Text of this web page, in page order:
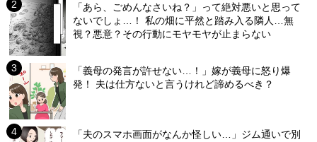
「あら、ごめんなさいね？」って絶対悪いと思って
ないでしょ…！ 私の畑に平然と踏み入る隣人…無
視？悪意？その行動にモヤモヤが止まらない
「義母の発言が許せない…！」嫁が義母に怒り爆
発！ 夫は仕方ないと言うけれど諦めるべき？
「夫のスマホ画面がなんか怪しい…」ジム通いで別